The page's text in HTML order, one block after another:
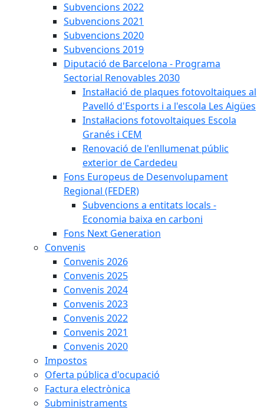
Subvencions 2022
Subvencions 2021
Subvencions 2020
Subvencions 2019
Diputació de Barcelona - Programa
Sectorial Renovables 2030
Instal·lació de plaques fotovoltaiques al
Pavelló d'Esports i a l'escola Les Aigües
Instal·lacions fotovoltaiques Escola
Granés i CEM
Renovació de l'enllumenat públic
exterior de Cardedeu
Fons Europeus de Desenvolupament
Regional (FEDER)
Subvencions a entitats locals -
Economia baixa en carboni
Fons Next Generation
Convenis
Convenis 2026
Convenis 2025
Convenis 2024
Convenis 2023
Convenis 2022
Convenis 2021
Convenis 2020
Impostos
Oferta pública d'ocupació
Factura electrònica
Subministraments